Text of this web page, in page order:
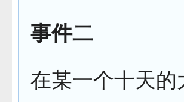
事件二
在某一个十天